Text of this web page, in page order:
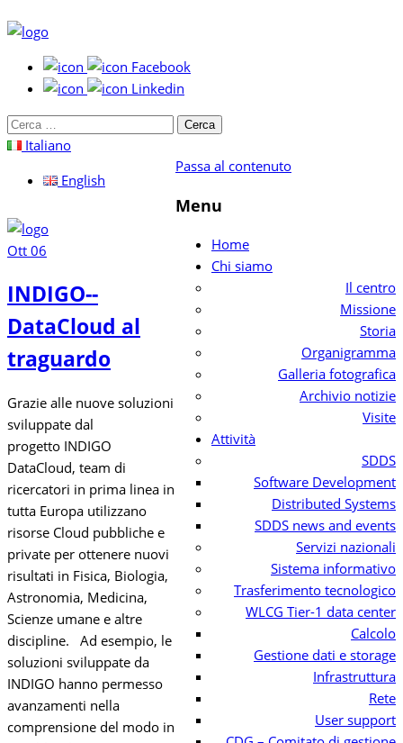
Facebook
Linkedin
Cerca
per:Italiano
English
Passa al contenuto
Menu
Home
Chi siamo
Il centro
Missione
Storia
Organigramma
Galleria fotografica
Archivio notizie
Visite
Attività
SDDS
Software Development
Distributed Systems
SDDS news and events
Servizi nazionali
Sistema informativo
Trasferimento tecnologico
WLCG Tier-1 data center
Calcolo
Gestione dati e storage
Infrastruttura
Rete
User support
Ott 06
INDIGO-­
DataCloud al
traguardo
Grazie alle nuove soluzioni
sviluppate dal
progetto INDIGO
DataCloud, team di
ricercatori in prima linea in
tutta Europa utilizzano
risorse Cloud pubbliche e
private per ottenere nuovi
risultati in Fisica, Biologia,
Astronomia, Medicina,
Scienze umane e altre
discipline. Ad esempio, le
soluzioni sviluppate da
INDIGO hanno permesso
avanzamenti nella
comprensione del modo in